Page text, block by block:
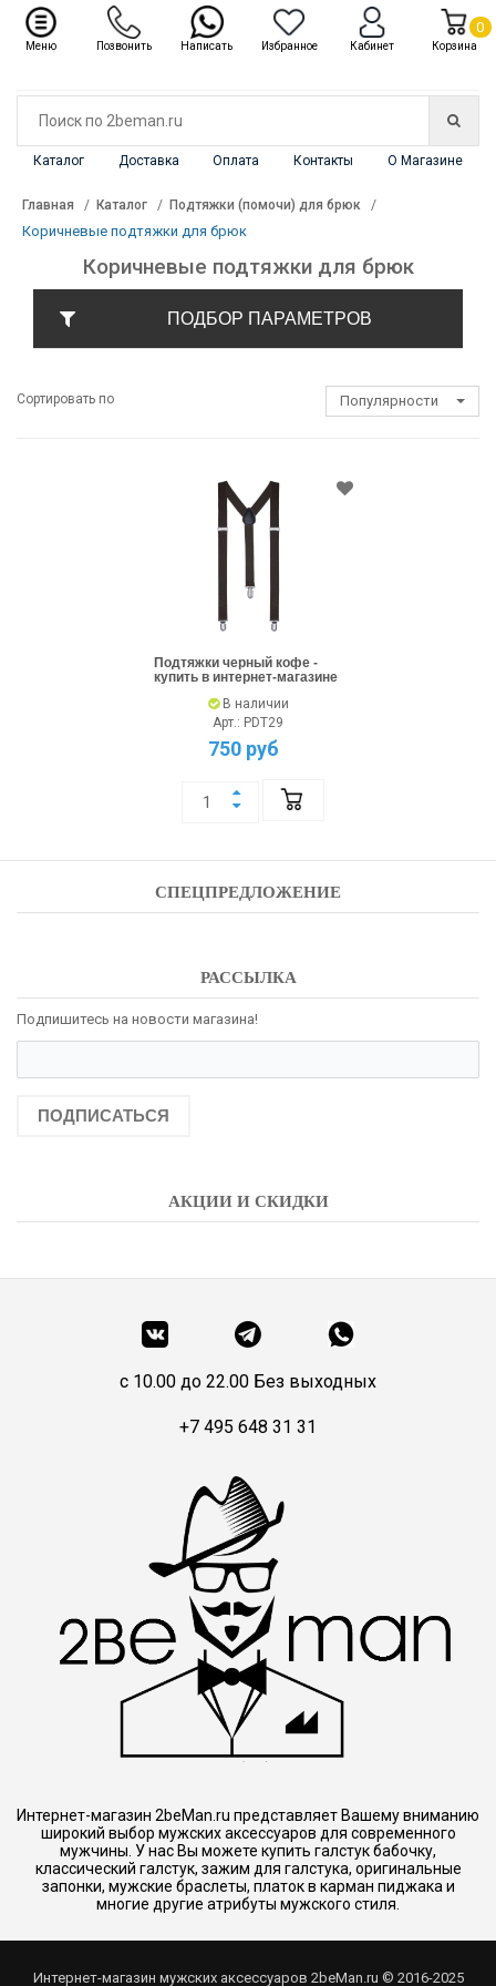
Каталог Доставка Оплата Контакты О Магазине
Каталог ✖
Главная Каталог Подтяжки (помочи) для брюк
Коричневые подтяжки для брюк
Коричневые подтяжки для брюк
ПОДБОР ПАРАМЕТРОВ
Сортировать по Популярности
Подтяжки черный кофе -
купить в интернет-магазине
В наличии
Арт.: PDT29
750 руб
СПЕЦПРЕДЛОЖЕНИЕ
РАССЫЛКА
Подпишитесь на новости магазина!
ПОДПИСАТЬСЯ
АКЦИИ И СКИДКИ
c 10.00 до 22.00 Без выходных
+7 495 648 31 31
Интернет-магазин 2beMan.ru представляет Вашему вниманию
широкий выбор мужских аксессуаров для современного
мужчины. У нас Вы можете купить галстук бабочку,
классический галстук, зажим для галстука, оригинальные
запонки, мужские браслеты, платок в карман пиджака и
многие другие атрибуты мужского стиля.
Интернет-магазин мужских аксессуаров 2beMan.ru © 2016-2025
Меню Позвонить Написать Избранное Кабинет Корзина
0